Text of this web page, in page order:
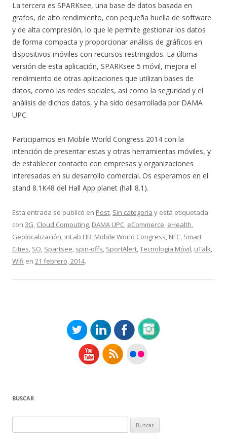
La tercera es SPARKsee, una base de datos basada en
grafos, de alto rendimiento, con pequeña huella de software
y de alta compresión, lo que le permite gestionar los datos
de forma compacta y proporcionar análisis de gráficos en
dispositivos móviles con recursos restringidos. La última
versión de esta aplicación, SPARKsee 5 móvil, mejora el
rendimiento de otras aplicaciones que utilizan bases de
datos, como las redes sociales, así como la seguridad y el
análisis de dichos datos, y ha sido desarrollada por DAMA
UPC.
Participamos en Mobile World Congress 2014 con la
intención de presentar estas y otras herramientas móviles, y
de establecer contacto con empresas y organizaciones
interesadas en su desarrollo comercial. Os esperamos en el
stand 8.1K48 del Hall App planet (hall 8.1).
Esta entrada se publicó en Post, Sin categoría y está etiquetada
con 3G, Cloud Computing, DAMA UPC, eCommerce, eHealth,
Geolocalización, inLab FIB, Mobile World Congress, NFC, Smart
Cities, SO, Spartsee, spin-offs, SportAlert,Tecnología Móvil, uTalk,
Wifi en 21 febrero, 2014.
BUSCAR